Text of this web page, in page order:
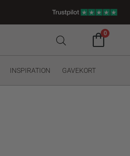
0
INSPIRATION GAVEKORT